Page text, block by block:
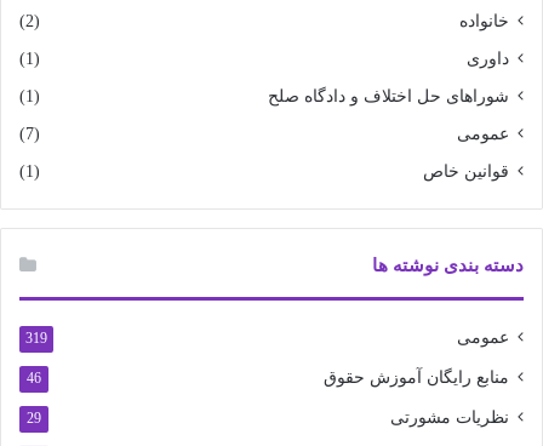
خانواده (2)
داوری (1)
شوراهای حل اختلاف و دادگاه صلح (1)
عمومی (7)
قوانین خاص (1)
دسته بندی نوشته ها
عمومی 319
منابع رایگان آموزش حقوق 46
نظریات مشورتی 29